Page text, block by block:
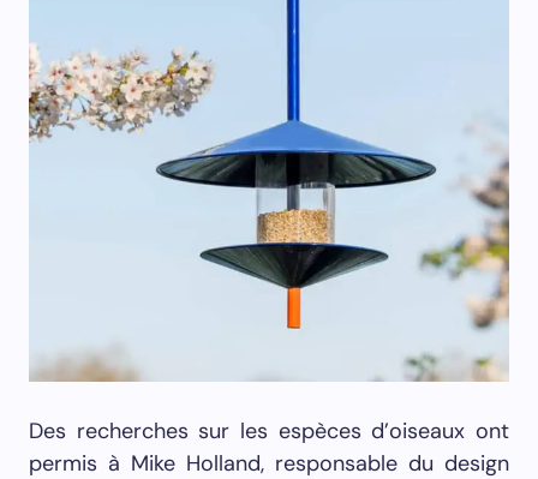
Des recherches sur les espèces d’oiseaux ont
permis à Mike Holland, responsable du design